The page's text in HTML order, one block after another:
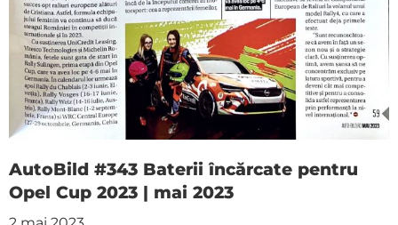
AutoBild #343 Baterii încărcate pentru
Opel Cup 2023 | mai 2023